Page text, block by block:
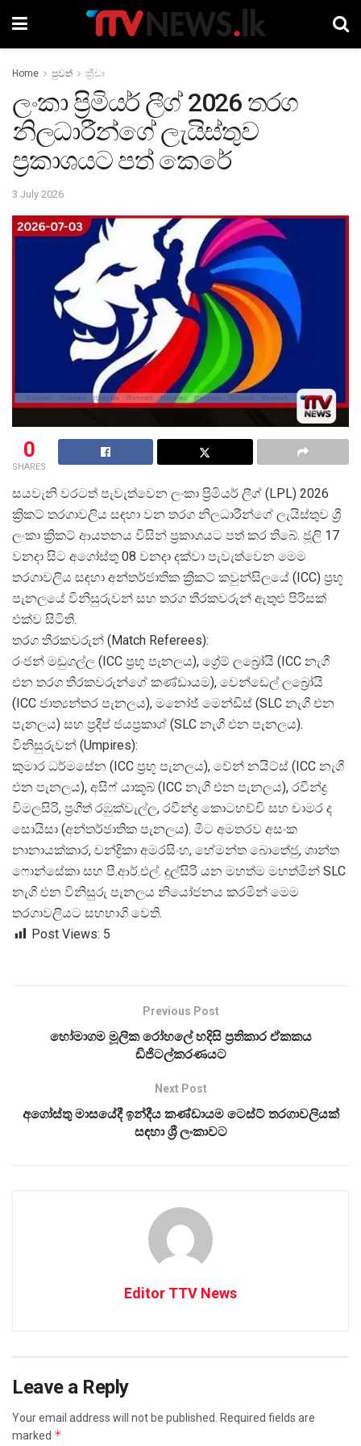
Home පුවත් ක්‍රීඩා
ලංකා ප්‍රිමියර් ලීග් 2026 තරග
නිලධාරීන්ගේ ලැයිස්තුව
ප්‍රකාශයට පත් කෙරේ
3 July 2026
0
SHARES
සයවැනි වරටත් පැවැත්වෙන ලංකා ප්රිමියර් ලීග් (LPL) 2026
ක්රිකට් තරගාවලිය සඳහා වන තරග නිලධාරීන්ගේ ලැයිස්තුව ශ්
ලංකා ක්රිකට් ආයතනය විසින් ප්රකාශයට පත් කර තිබේ. ජූලි 17
වනදා සිට අගෝස්තු 08 වනදා දක්වා පැවැත්වෙන මෙම
තරගාවලිය සඳහා අන්තර්ජාතික ක්රිකට් කවුන්සිලයේ (ICC) ප්රභූ
පැනලයේ විනිසුරුවන් සහ තරග තීරකවරුන් ඇතුළු පිරිසක්
එක්ව සිටිති.
තරග තීරකවරුන් (Match Referees):
රංජන් මඩුගල්ල (ICC ප්රභූ පැනලය), ග්රේම් ලබ්රෝයි (ICC නැගී
එන තරග තීරකවරුන්ගේ කණ්ඩායම), වෙන්ඩෙල් ලබ්රෝයි
(ICC ජාත්යන්තර පැනලය), මනෝජ් මෙන්ඩිස් (SLC නැගී එන
පැනලය) සහ ප්රදීප් ජයප්රකාශ් (SLC නැගී එන පැනලය).
විනිසුරුවන් (Umpires):
කුමාර ධර්මසේන (ICC ප්රභූ පැනලය), වේන් නයිට්ස් (ICC නැගී
එන පැනලය), අසිෆ් යාකූබ් (ICC නැගී එන පැනලය), රවීන්ද්
විමලසිරි, ප්රගීත් රඹුක්වැල්ල, රවීන්ද් ර කොටහච්චි සහ චාමර ද
සොයිසා (අන්තර්ජාතික පැනලය). මීට අමතරව අසංක
නානායක්කාර, චන්ද්රිකා අමරසිංහ, හේමන්ත බොතේජු, ශාන්ත
ෆොන්සේකා සහ පී.ආර්.එල්. දුල්සිරි යන මහත්ම මහත්මීන් SLC
නැගී එන විනිසුරු පැනලය නියෝජනය කරමින් මෙම
තරගාවලියට සහභාගි වෙති.
Post Views: 5
Previous Post
හෝමාගම මූලික රෝහලේ හදිසි ප්‍රතිකාර ඒකකය
ඩිජිටල්කරණයට
Next Post
අගෝස්තු මාසයේදී ඉන්දීය කණ්ඩායම ටෙස්ට් තරගාවලියක්
සඳහා ශ්‍රී ලංකාවට
Editor TTV News
Leave a Reply
Your email address will not be published.
Required fields are
marked *